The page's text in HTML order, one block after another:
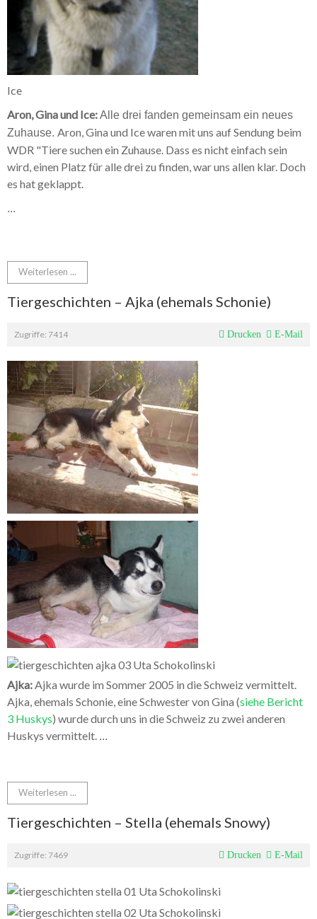
Ice
Aron, Gina und Ice:Alle drei fanden gemeinsam ein neues
Zuhause. Aron, Gina und Ice waren mit uns auf Sendung beim
WDR "Tiere suchen ein Zuhause. Dass es nicht einfach sein
wird, einen Platz für alle drei zu finden, war uns allen klar. Doch
es hat geklappt.
...
Weiterlesen ...
Tiergeschichten – Ajka (ehemals Schonie)
Zugriffe: 7414 Drucken E-Mail
Ajka:Ajka wurde im Sommer 2005 in die Schweiz vermittelt.
Ajka, ehemals Schonie, eine Schwester von Gina (siehe Bericht
3 Huskys) wurde durch uns in die Schweiz zu zwei anderen
Huskys vermittelt. ...
Weiterlesen ...
Tiergeschichten – Stella (ehemals Snowy)
Zugriffe: 7469 Drucken E-Mail